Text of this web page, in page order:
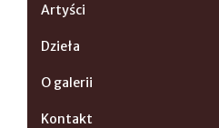
Artyści
Dzieła
O galerii
Kontakt